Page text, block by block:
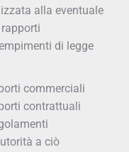
alla eventuale
di legge
commerciali
contrattuali
a ciò